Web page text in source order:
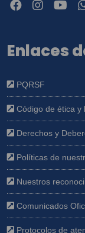
Enlaces
PQRSF
Código de ética y
Derechos y
Políticas de
Nuestros
Comunicados
Protocolos de